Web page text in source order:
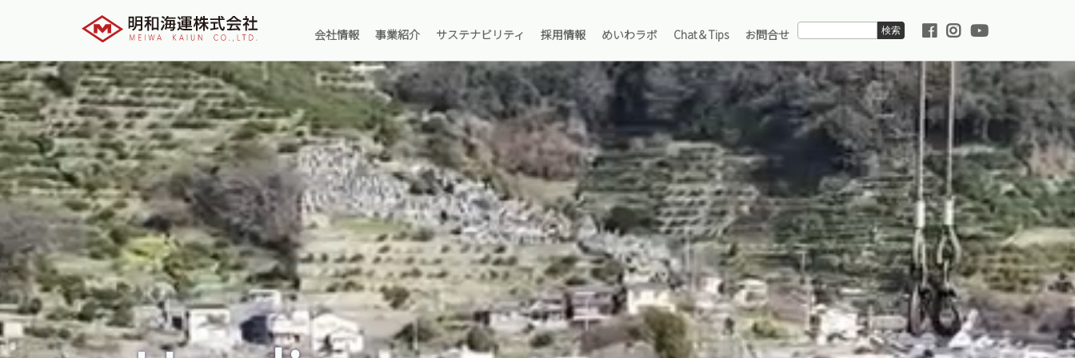
会社情報
社長メッセージ
企業理念
会社概要
主要お取引先
役員一覧
会社沿革
明和海運の歴史
グループ体制・組織
グループ会社・オーナー情報
本社アクセス
社長メッセージ 企業理念
会社概要
事業紹介
主要輸送品目
ケミカル海上輸送サービス
LPG海上輸送サービス
主要輸送航路
ケミカルタンカー運航船舶一覧
LPGタンカー運航船舶一覧
主要輸送品目
ケミカル海上輸送サービス
LPG海上輸送サービス
サステナビリティ
安全への取り組み
環境への取り組み
社会貢献への取り組み
安全への取り組み 環境への取り組み
社会貢献への取り組み
採用情報
羅針盤
海上職採用情報
陸上職採用情報
オーナー採用情報
海上職採用情報 陸上職採用情報
オーナー採用情報
めいわラボ
私たちが運んでいるもの
360°パノラマツアー
スタッフ紹介
海運用語集
Chat＆Tips
ライブラリー
私たちが運んでいるもの
360°パノラマツアー
スタッフ紹介 海運用語集
Chat＆Tips お問合せ